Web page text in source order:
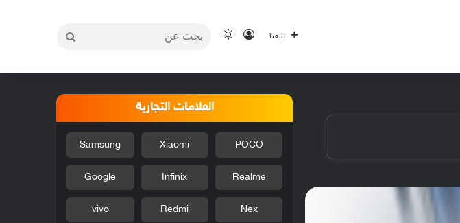
تابعنا تسجيل الدخول
الوضع المظلم
العلامات التجارية
POCO
Xiaomi
Samsung
Realme
Infinix
Google
Nex
Redmi
vivo